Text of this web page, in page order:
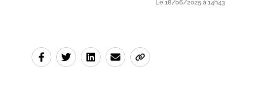
Le 18/06/2025 à 14h43